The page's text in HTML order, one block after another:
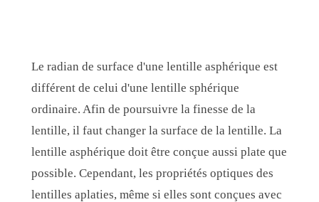
Le radian de surface d'une lentille asphérique est
différent de celui d'une lentille sphérique
ordinaire. Afin de poursuivre la finesse de la
lentille, il faut changer la surface de la lentille. La
lentille asphérique doit être conçue aussi plate que
possible. Cependant, les propriétés optiques des
lentilles aplaties, même si elles sont conçues avec